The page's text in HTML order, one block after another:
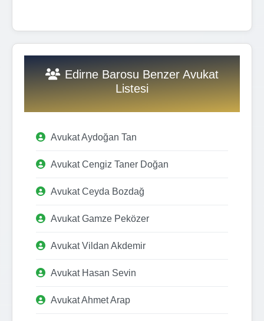
Edirne Barosu Benzer Avukat
Listesi
Avukat Aydoğan Tan
Avukat Cengiz Taner Doğan
Avukat Ceyda Bozdağ
Avukat Gamze Peközer
Avukat Vildan Akdemir
Avukat Hasan Sevin
Avukat Ahmet Arap